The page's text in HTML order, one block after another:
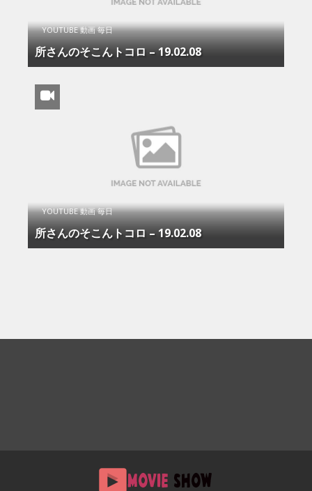
YOUTUBE 動画 毎日
所さんのそこんトコロ – 19.02.08
YOUTUBE 動画 毎日
所さんのそこんトコロ – 19.02.08